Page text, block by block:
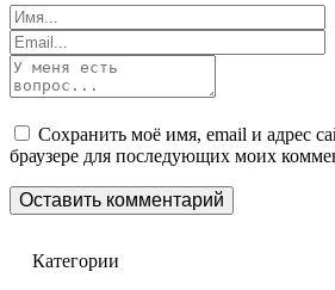
Сохранить моё имя, email и адрес
браузере для последующих моих
Категории